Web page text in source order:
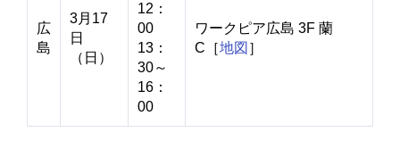
広
島
3月17
日
（日）
12：
00
13：
30～
16：
00
ワークピア広島 3F 蘭
C［地図 ］